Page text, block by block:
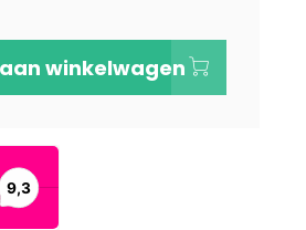
winkelwagen